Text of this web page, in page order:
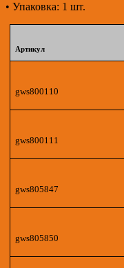
• Упаковка: 1 шт.
Артикул
gws800110
gws800111
gws805847
gws805850